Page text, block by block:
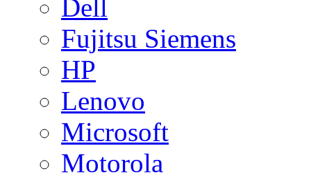
Dell
Fujitsu Siemens
HP
Lenovo
Microsoft
Motorola